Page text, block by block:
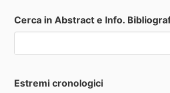
Cerca in Abstract e Info.
Estremi cronologici